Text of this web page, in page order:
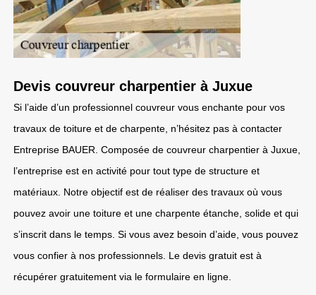
Devis couvreur charpentier à Juxue
Si l’aide d’un professionnel couvreur vous enchante pour vos
travaux de toiture et de charpente, n’hésitez pas à contacter
Entreprise BAUER. Composée de couvreur charpentier à Juxue,
l’entreprise est en activité pour tout type de structure et
matériaux. Notre objectif est de réaliser des travaux où vous
pouvez avoir une toiture et une charpente étanche, solide et qui
s’inscrit dans le temps. Si vous avez besoin d’aide, vous pouvez
vous confier à nos professionnels. Le devis gratuit est à
récupérer gratuitement via le formulaire en ligne.